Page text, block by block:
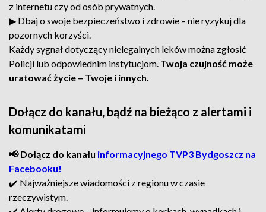
z internetu czy od osób prywatnych.
▶︎ Dbaj o swoje bezpieczeństwo i zdrowie – nie ryzykuj dla
pozornych korzyści.
Każdy sygnał dotyczący nielegalnych leków można zgłosić
Policji lub odpowiednim instytucjom. Twoja czujność może
uratować życie – Twoje i innych.
Dołącz do kanału, bądź na bieżąco z alertami i
komunikatami
📢 Dołącz do kanału informacyjnego TVP3 Bydgoszcz na
Facebooku!
✔️ Najważniejsze wiadomości z regionu w czasie
rzeczywistym.